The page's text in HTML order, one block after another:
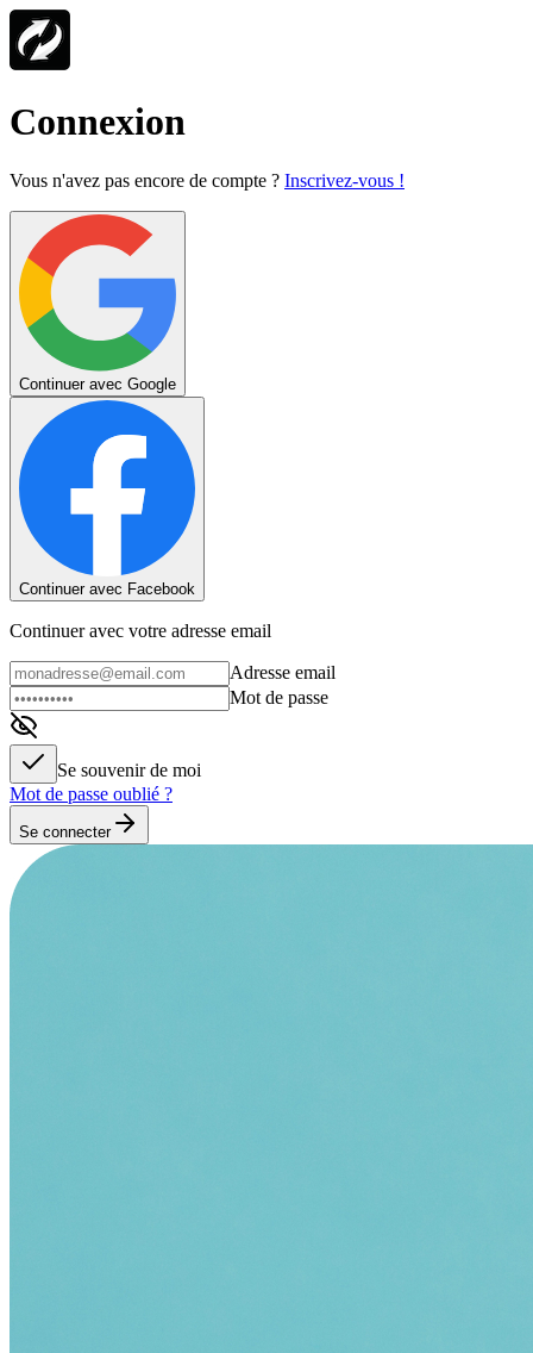
Connexion
Vous n'avez pas encore de compte ? Inscrivez-vous !
Continuer avec Google
Continuer avec Facebook
Continuer avec votre adresse email
Adresse email
Mot de passe
Se souvenir de moi
Mot de passe oublié ?
Se connecter